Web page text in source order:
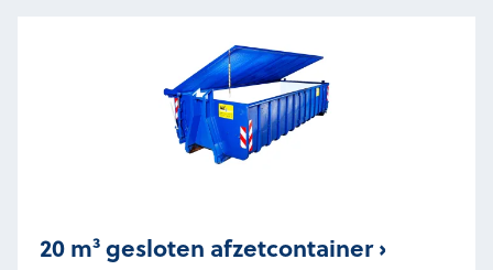
20 m³ gesloten afzetcontainer ›